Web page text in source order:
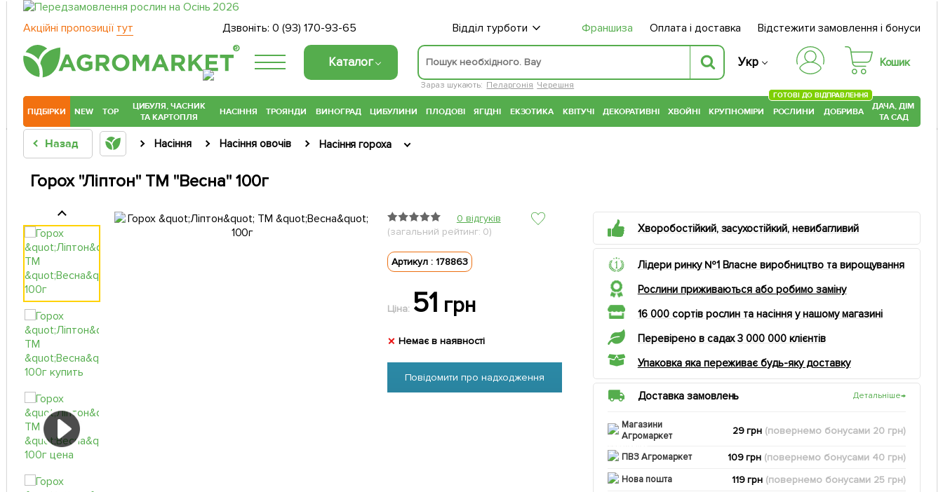
Акційні пропозиції тут Дзвоніть: 0 (93) 170-93-65 Відділ турботи Франшиза Оплата і доставка Відстежити замовлення і бонуси
®
Каталог
Зараз шукають: Пеларгонія Черешня
Укр Кошик
ПІДБІРКИ NEW TOP
ЦИБУЛЯ, ЧАСНИК
ТА КАРТОПЛЯ
НАСІННЯ ТРОЯНДИ ВИНОГРАД ЦИБУЛИНИ ПЛОДОВІ ЯГІДНІ ЕКЗОТИКА КВІТУЧІ ДЕКОРАТИВНІ ХВОЙНІ КРУПНОМІРИ РОСЛИНИ
ГОТОВІ ДО ВІДПРАВЛЕННЯ
ДОБРИВА
ДАЧА, ДІМ
ТА САД
Назад Насіння Насіння овочів Насіння гороха
Горох "Ліптон" ТМ "Весна" 100г
0 відгуків
(загальний рейтинг: 0)
Артикул : 178863
Ціна: 51 грн
Немає в наявності
Повідомити про надходження
Хворобостійкий, засухостійкий, невибагливий
Лідери ринку №1 Власне виробництво та вирощування
Рослини приживаються або робимо заміну
16 000 сортів рослин та насіння у нашому магазині
Перевірено в садах 3 000 000 клієнтів
Упаковка яка переживає будь-яку доставку
Доставка замовлень Детальніше→
Магазини
Агромаркет
29 грн (повернемо бонусами 20 грн)
ПВЗ Агромаркет 109 грн (повернемо бонусами 40 грн)
Нова пошта 119 грн (повернемо бонусами 25 грн)